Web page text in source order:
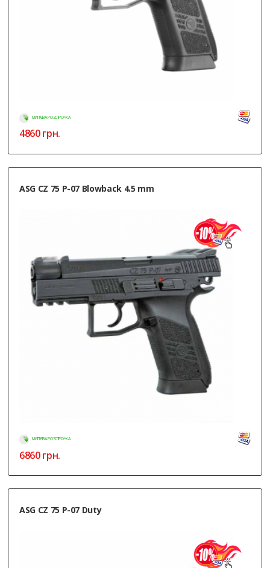
МИТТЄВА РОЗСТРОЧКА
4860грн.
ASG CZ 75 P-07 Blowback 4.5 mm
МИТТЄВА РОЗСТРОЧКА
6860грн.
ASG CZ 75 P-07 Duty